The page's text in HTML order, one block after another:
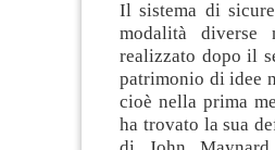
Il sistema di
modalità diverse
realizzato dopo il
patrimonio di idee
cioè nella prima
ha trovato la sua